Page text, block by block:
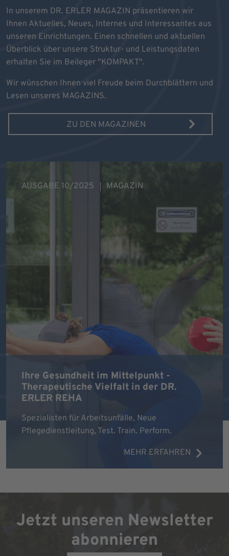
In unserem DR. ERLER MAGAZIN präsentieren wir
Ihnen Aktuelles, Neues, Internes und Interessantes aus
unseren Einrichtungen. Einen schnellen und aktuellen
Überblick über unsere Struktur- und Leistungsdaten
erhalten Sie im Beileger "KOMPAKT".
Wir wünschen Ihnen viel Freude beim Durchblättern und
Lesen unseres MAGAZINS.
ZU DEN MAGAZINEN
Ihre Gesundheit im Mittelpunkt -
Therapeutische Vielfalt in der DR.
ERLER REHA
Spezialisten für Arbeitsunfälle, Neue
Pflegedienstleitung, Test. Train. Perform.
MEHR ERFAHREN
AUSGABE 10/2025 MAGAZIN
Jetzt unseren Newsletter
abonnieren